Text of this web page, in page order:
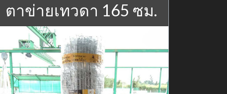
ตาข่ายเทวดา 165 ซม.